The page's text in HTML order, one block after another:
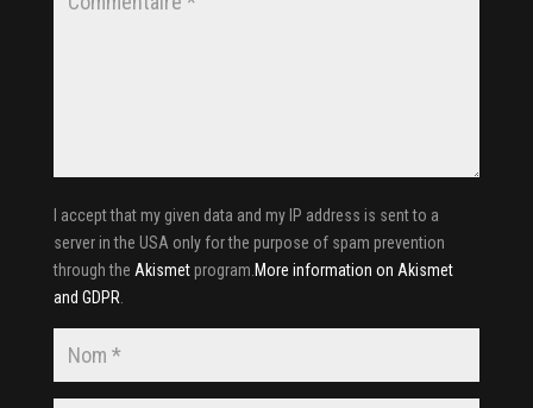
I accept that my given data and my IP address is sent to a
server in the USA only for the purpose of spam prevention
through the Akismetprogram. More information on Akismet
and GDPR